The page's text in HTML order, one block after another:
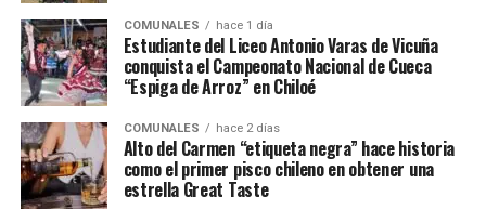
COMUNALES hace 1 día
Estudiante del Liceo Antonio Varas de Vicuña
conquista el Campeonato Nacional de Cueca
“Espiga de Arroz” en Chiloé
COMUNALES hace 2 días
Alto del Carmen “etiqueta negra” hace historia
como el primer pisco chileno en obtener una
estrella Great Taste